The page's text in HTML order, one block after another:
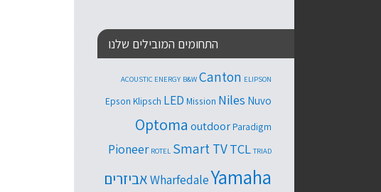
התחומים המובילים שלנו
ACOUSTIC ENERGY B&W Canton ELIPSON
Epson Klipsch LED Mission Niles Nuvo
Optoma outdoor Paradigm
Pioneer ROTEL Smart TVTCL TRIAD
WharfedaleYamaha אביזרים